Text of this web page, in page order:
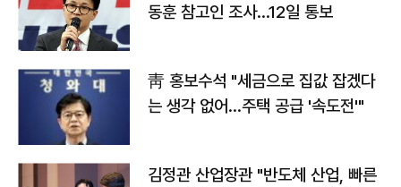
동훈 참고인 조사...12일 통보
靑 홍보수석 "세금으로 집값 잡겠다
는 생각 없어…주택 공급 '속도전'"
김정관 산업장관 "반도체 산업, 빠른